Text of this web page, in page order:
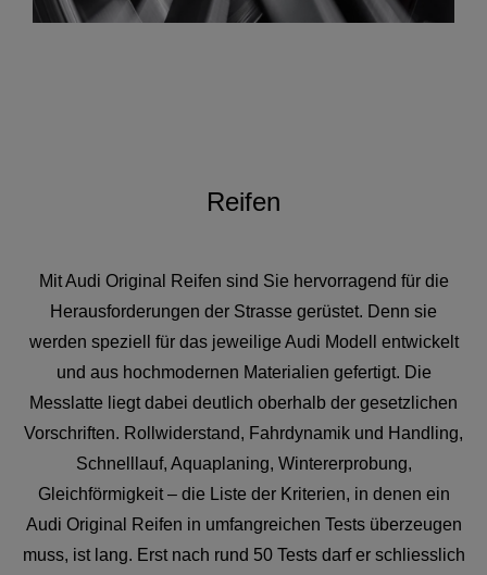
Reifen
Mit Audi Original Reifen sind Sie hervorragend für die
Herausforderungen der Strasse gerüstet. Denn sie
werden speziell für das jeweilige Audi Modell entwickelt
und aus hochmodernen Materialien gefertigt. Die
Messlatte liegt dabei deutlich oberhalb der gesetzlichen
Vorschriften. Rollwiderstand, Fahrdynamik und Handling,
Schnelllauf, Aquaplaning, Wintererprobung,
Gleichförmigkeit – die Liste der Kriterien, in denen ein
Audi Original Reifen in umfangreichen Tests überzeugen
muss, ist lang. Erst nach rund 50 Tests darf er schliesslich